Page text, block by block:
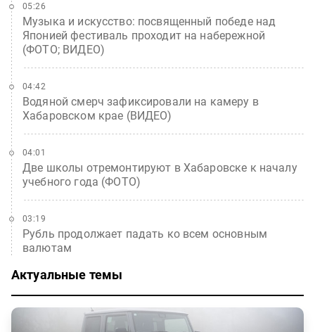
Музыка и искусство: посвященный победе над
Японией фестиваль проходит на набережной
(ФОТО; ВИДЕО)
05:26
Водяной смерч зафиксировали на камеру в
Хабаровском крае (ВИДЕО)
04:42
Две школы отремонтируют в Хабаровске к началу
учебного года (ФОТО)
04:01
Рубль продолжает падать ко всем основным
валютам
03:19
Актуальные темы